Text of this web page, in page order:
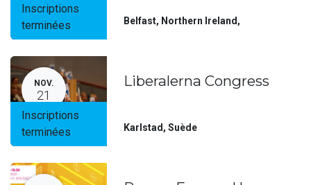
Inscriptions
terminées
Belfast, Northern Ireland ,
NOV.
21
Inscriptions
terminées
Liberalerna Congress
Karlstad ,Suède